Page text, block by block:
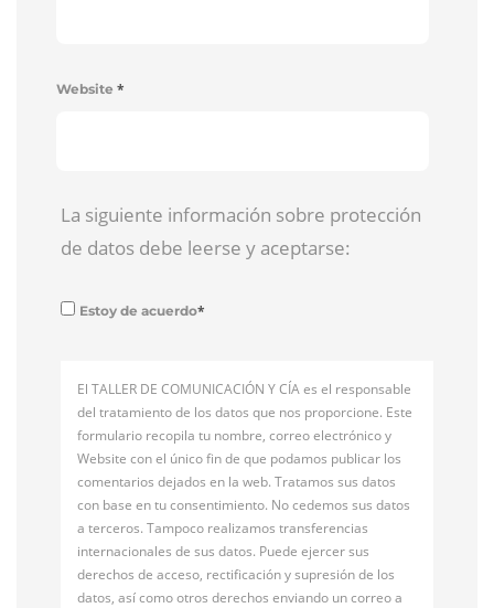
Website *
La siguiente información sobre protección
de datos debe leerse y aceptarse:
Estoy de acuerdo*
El TALLER DE COMUNICACIÓN Y CÍA es el responsable
del tratamiento de los datos que nos proporcione. Este
formulario recopila tu nombre, correo electrónico y
Website con el único fin de que podamos publicar los
comentarios dejados en la web. Tratamos sus datos
con base en tu consentimiento. No cedemos sus datos
a terceros. Tampoco realizamos transferencias
internacionales de sus datos. Puede ejercer sus
derechos de acceso, rectificación y supresión de los
datos, así como otros derechos enviando un correo a